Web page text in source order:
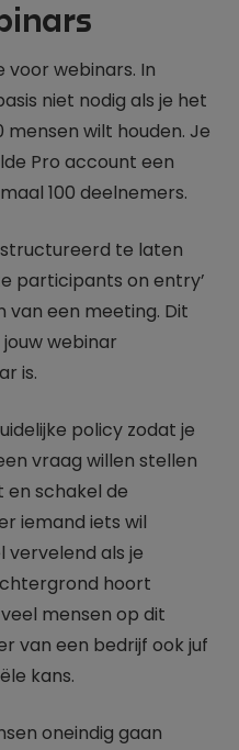
webinars. In
niet nodig als je het
wilt houden. Je
Pro account een
100 deelnemers.
te laten
participants on entry’
van een meeting. Dit
webinar
is.
policy zodat je
vraag willen stellen
schakel de
iemand iets wil
vervelend als je
hoort
mensen op dit
van een bedrijf ook juf
kans.
oneindig gaan